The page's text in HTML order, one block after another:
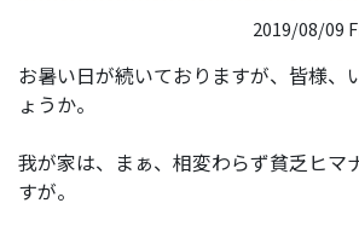
2019/08/09
お暑い日が続いておりますが、皆様、
ょうか。
我が家は、まぁ、相変わらず貧乏ヒマ
すが。